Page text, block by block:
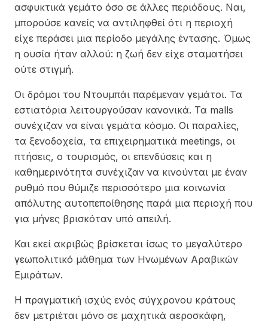
ασφυκτικά γεμάτο όσο σε άλλες περιόδους. Ναι,
μπορούσε κανείς να αντιληφθεί ότι η περιοχή
είχε περάσει μια περίοδο μεγάλης έντασης. Όμως
η ουσία ήταν αλλού: η ζωή δεν είχε σταματήσει
ούτε στιγμή.
Οι δρόμοι του Ντουμπάι παρέμεναν γεμάτοι. Τα
εστιατόρια λειτουργούσαν κανονικά. Τα malls
συνέχιζαν να είναι γεμάτα κόσμο. Οι παραλίες,
τα ξενοδοχεία, τα επιχειρηματικά meetings, οι
πτήσεις, ο τουρισμός, οι επενδύσεις και η
καθημερινότητα συνέχιζαν να κινούνται με έναν
ρυθμό που θύμιζε περισσότερο μια κοινωνία
απόλυτης αυτοπεποίθησης παρά μια περιοχή που
για μήνες βρισκόταν υπό απειλή.
Και εκεί ακριβώς βρίσκεται ίσως το μεγαλύτερο
γεωπολιτικό μάθημα των Ηνωμένων Αραβικών
Εμιράτων.
Η πραγματική ισχύς ενός σύγχρονου κράτους
δεν μετριέται μόνο σε μαχητικά αεροσκάφη,